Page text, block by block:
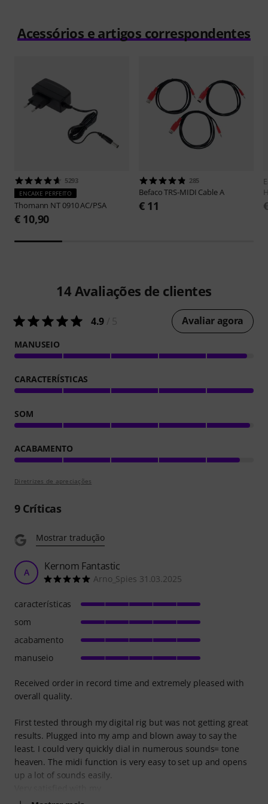
Acessórios e artigos correspondentes
5293
ENCAIXE PERFEITO
Thomann NT 0910 AC/PSA
€ 10,90
285
BefacoTRS-MIDI Cable A
€ 11
14 Avaliações de clientes
4.9 Avaliar agora
MANUSEIO
CARACTERÍSTICAS
SOM
ACABAMENTO
Diretrizes de apreciações
9Críticas
Mostrar tradução
A Kernom Fantastic
Arno_Spies 31.03.2025
Received order in record time and extremely pleased with
overall quality.
First tested through my digital rig but was not getting great
results. Plugged into my amp and blown away to say the
least. I could very quickly dial in numerous sounds= tone
heaven. The midi function is very easy to set up and opens
up a lot of sounds easily.
características
som
acabamento
manuseio